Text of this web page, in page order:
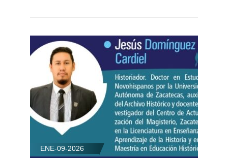
ENE-09-2026